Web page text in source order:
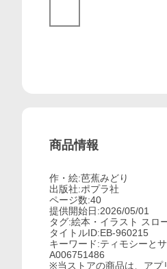
商品情報
作・絵:芭蕉みどり
出版社:ポプラ社
ページ数:40
提供開始日:2026/05/01
タグ:絵本・イラスト スロ
タイトルID:EB-960215
キーワード:ティモシーと
A006751486
※当ストアの商品は、アプ